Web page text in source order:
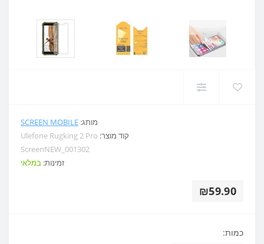
מותג: SCREEN MOBILE
קוד מוצר: Ulefone Rugking 2 Pro
ScreenNEW_001302
זמינות: במלאי
₪59.90
כמות: